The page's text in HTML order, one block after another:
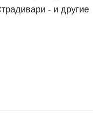
- и другие